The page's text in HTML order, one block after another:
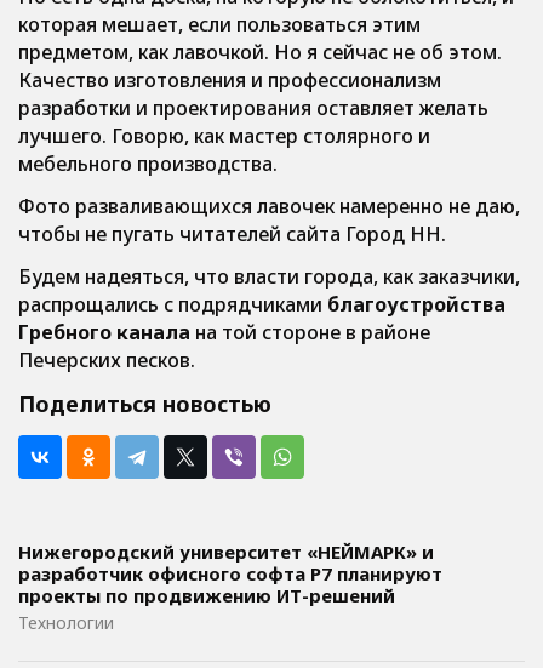
которая мешает, если пользоваться этим
предметом, как лавочкой. Но я сейчас не об этом.
Качество изготовления и профессионализм
разработки и проектирования оставляет желать
лучшего. Говорю, как мастер столярного и
мебельного производства.
Фото разваливающихся лавочек намеренно не даю,
чтобы не пугать читателей сайта Город НН.
Будем надеяться, что власти города, как заказчики,
распрощались с подрядчиками благоустройства
Гребного канала на той стороне в районе
Печерских песков.
Поделиться новостью
Нижегородский университет «НЕЙМАРК» и
разработчик офисного софта P7 планируют
проекты по продвижению ИТ-решений
Технологии